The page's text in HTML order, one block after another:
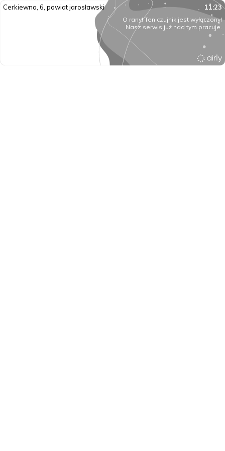
Cerkiewna, 6, powiat jarosławski 11:23
O rany! Ten czujnik jest wyłączony!
Nasz serwis już nad tym pracuje.